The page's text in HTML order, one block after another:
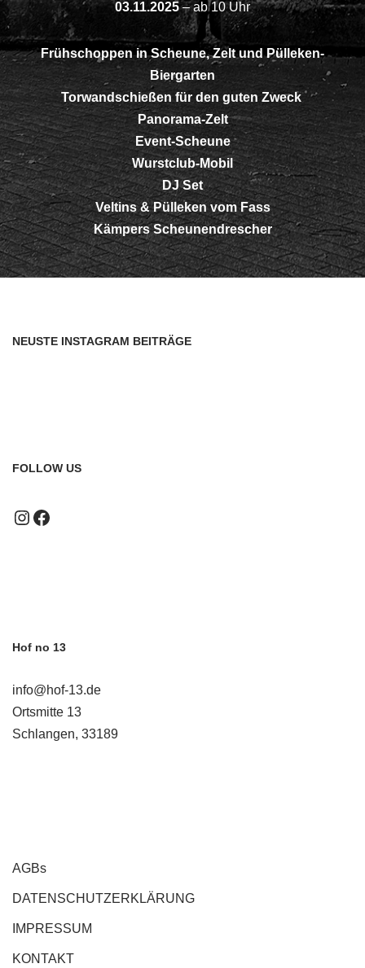
03.11.2025– ab 10 Uhr
Frühschoppen in Scheune, Zelt und Pülleken-
Biergarten
Torwandschießen für den guten Zweck
Panorama-Zelt
Event-Scheune
Wurstclub-Mobil
DJ Set
Veltins & Pülleken vom Fass
Kämpers Scheunendrescher
NEUSTE INSTAGRAM BEITRÄGE
FOLLOW US
Hof no 13
info@hof-13.de
Ortsmitte 13
Schlangen, 33189
AGBs
DATENSCHUTZERKLÄRUNG
IMPRESSUM
KONTAKT